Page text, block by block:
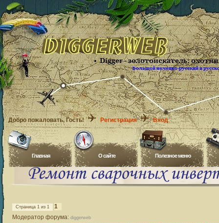
Добро пожаловать, Гость! Регистрация Вход
Главная O сайте Полезное меню
Страница 1 из 1
1
Модератор форума: diggerweb